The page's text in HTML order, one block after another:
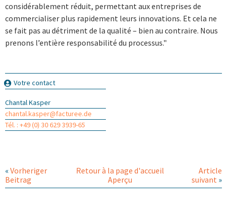
considérablement réduit, permettant aux entreprises de
commercialiser plus rapidement leurs innovations. Et cela ne
se fait pas au détriment de la qualité – bien au contraire. Nous
prenons l’entière responsabilité du processus."
Votre contact
Chantal Kasper
chantal.kasper@facturee.de
Tél. : +49 (0) 30 629 3939-65
« Vorheriger
Beitrag
Retour à la page d'accueil
Aperçu
Article
suivant »